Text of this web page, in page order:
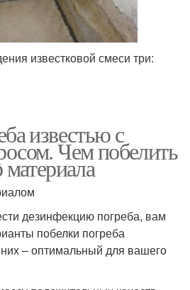
известковой смеси три:
известью с
Чем побелить
дезинфекцию погреба, вам
побелки погреба
– оптимальный для вашего